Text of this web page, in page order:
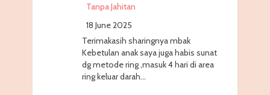
Tanpa Jahitan
18 June 2025
Terimakasih sharingnya mbak
Kebetulan anak saya juga habis sunat
dg metode ring ,masuk 4 hari di area
ring keluar darah…